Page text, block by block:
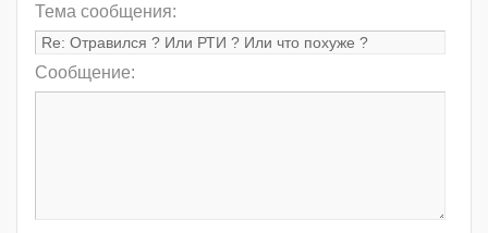
Тема сообщения:
Сообщение: